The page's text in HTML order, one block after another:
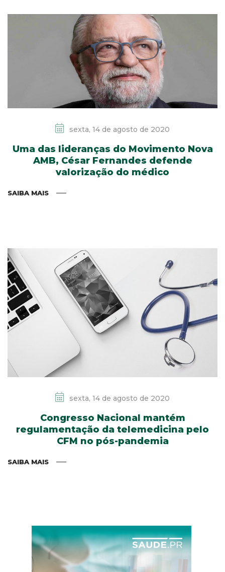
sexta, 14 de agosto de 2020
Uma das lideranças do Movimento Nova
AMB, César Fernandes defende
valorização do médico
SAIBA MAIS
sexta, 14 de agosto de 2020
Congresso Nacional mantém
regulamentação da telemedicina pelo
CFM no pós-pandemia
SAIBA MAIS